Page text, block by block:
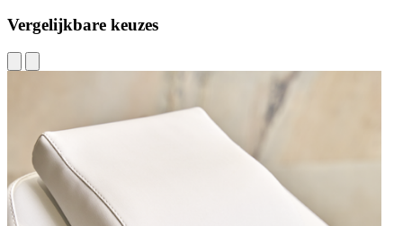
Vergelijkbare keuzes